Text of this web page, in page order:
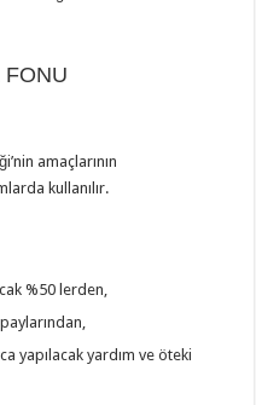
FONU
amaçlarının
kullanılır.
%50 lerden,
yapılacak yardım ve öteki